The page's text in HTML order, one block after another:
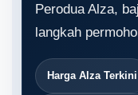
Perodua Alza,
langkah
Harga Alza Terkini